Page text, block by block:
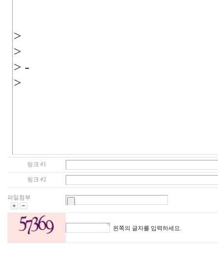
링크 #1
링크 #2
파일첨부
왼쪽의 글자를 입력하세요.